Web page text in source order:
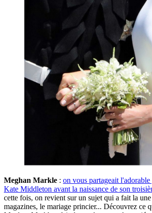
Meghan Markle : on vous partageait l'adorable
Kate Middleton avant la naissance de son
cette fois, on revient sur un sujet qui a fait la
magazines, le mariage princier... Découvrez ce